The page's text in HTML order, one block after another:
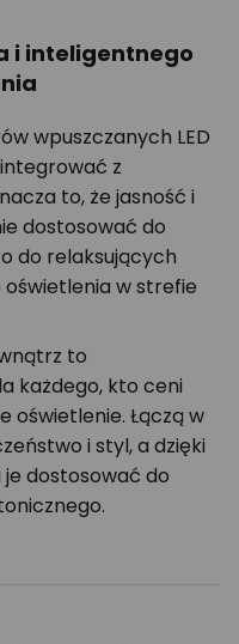
i inteligentnego
wpuszczanych LED
z
to, że jasność i
dostosować do
do relaksujących
w strefie
to
każdego, kto ceni
oświetlenie. Łączą w
i styl, a dzięki
dostosować do